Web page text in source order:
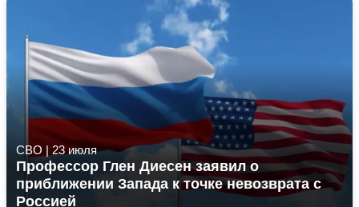
СВО | 23 июля
Профессор Глен Диесен заявил о
приближении Запада к точке невозврата с
Россией